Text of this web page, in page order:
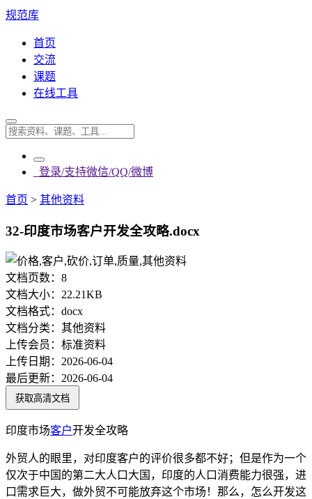
规范库
首页
交流
课题
在线工具
登录/支持微信/QQ/微博
首页 > 其他资料
32-印度市场客户开发全攻略.docx
文档页数： 8
文档大小： 22.21KB
文档格式： docx
文档分类： 其他资料
上传会员： 标准资料
上传日期： 2026-06-04
最后更新： 2026-06-04
获取高清文档
印度市场客户开发全攻略
外贸人的眼里，对印度客户的评价很多都不好；但是作为一个
仅次于中国的第二大人口大国，印度的人口消费能力很强，进
口需求巨大，做外贸不可能放弃这个市场！那么，怎么开发这